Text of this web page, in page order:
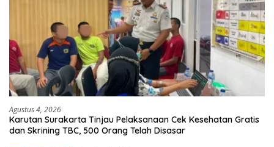
Agustus 4, 2026
Karutan Surakarta Tinjau Pelaksanaan Cek Kesehatan Gratis
dan Skrining TBC, 500 Orang Telah Disasar